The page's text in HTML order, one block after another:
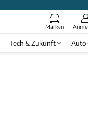
Marken
Tech & Zukunft